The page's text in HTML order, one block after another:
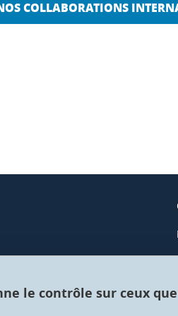
COLLABORATIONS
LinkedIn
le contrôle sur ceux que